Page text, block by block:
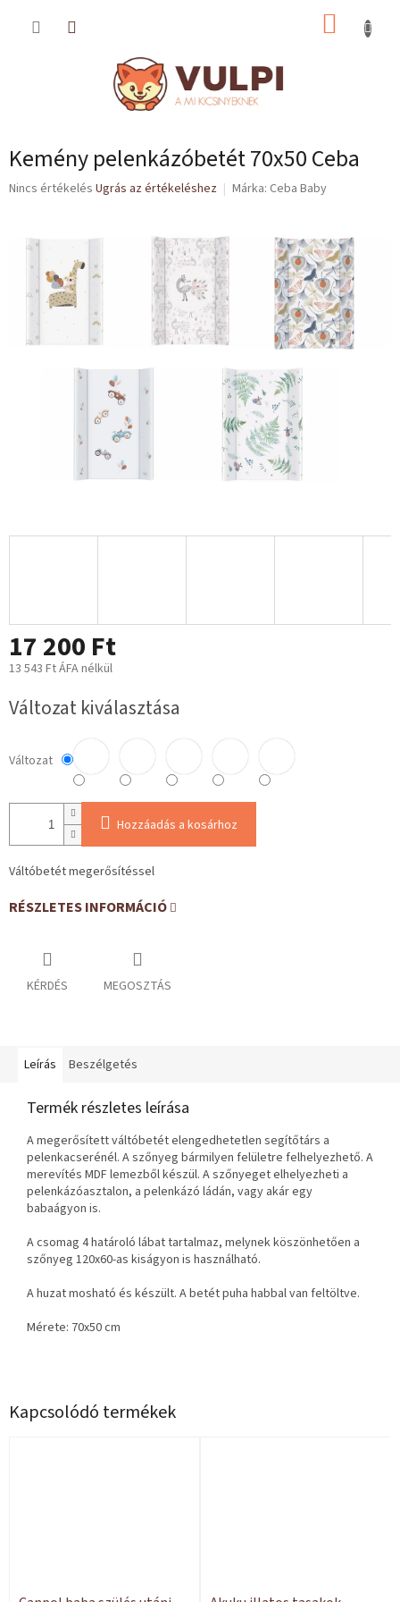
KOSÁR
Kemény pelenkázóbetét 70x50 Ceba
A
értékelése
Nincs értékelés Ugrás az értékeléshez Márka: Ceba Baby
17 200 Ft
13 543 Ft ÁFA nélkül
Változat kiválasztása
Változat
Hozzáadás a kosárhoz
Váltóbetét megerősítéssel
RÉSZLETES INFORMÁCIÓ
KÉRDÉS MEGOSZTÁS
Kapcsolódó termékek
Leírás Beszélgetés
Termék részletes leírása
A megerősített váltóbetét elengedhetetlen segítőtárs a
pelenkacserénél. A szőnyeg bármilyen felületre felhelyezhető. A
merevítés MDF lemezből készül. A szőnyeget elhelyezheti a
pelenkázóasztalon, a pelenkázó ládán, vagy akár egy
babaágyon is.
A csomag 4 határoló lábat tartalmaz, melynek köszönhetően a
szőnyeg 120x60-as kiságyon is használható.
A huzat mosható és készült. A betét puha habbal van feltöltve.
Mérete: 70x50 cm